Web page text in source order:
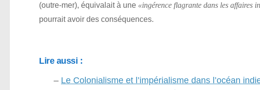
(outre-mer), équivalait à une «ingérence flagrante dans les affaires
pourrait avoir des conséquences.
Lire aussi :
– Le Colonialisme et l’impérialisme dans l’océan